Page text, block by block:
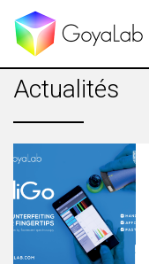
Actualités